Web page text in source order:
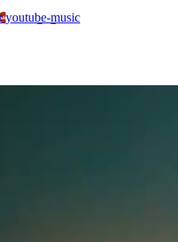
youtube-music